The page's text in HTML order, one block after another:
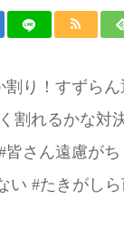
割り！すずら
割れるかな対
皆さん遠慮が
い #たきがし